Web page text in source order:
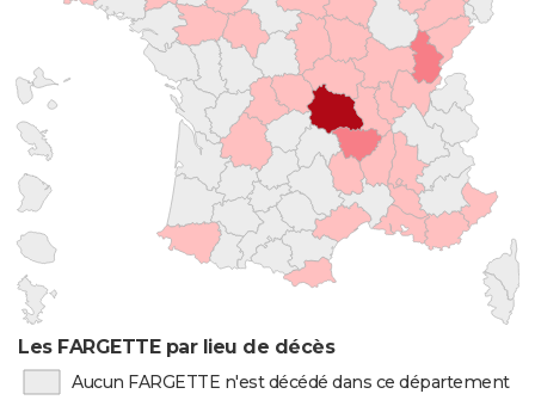
Les FARGETTE par lieu de décès
Aucun FARGETTE n'est décédé dans ce département